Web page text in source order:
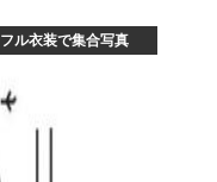
ル衣装で集合写真